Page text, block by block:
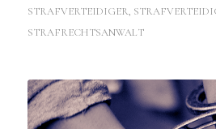
STRAFVERTEIDIGER,
STRAFRECHTSANWALT